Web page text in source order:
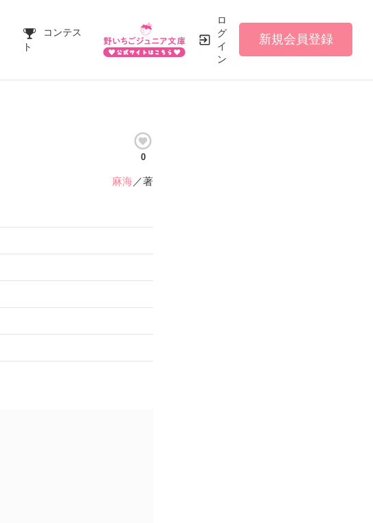
コンテス
ト
ロ
グ
イ
ン
新規会員登録
0
麻海／著